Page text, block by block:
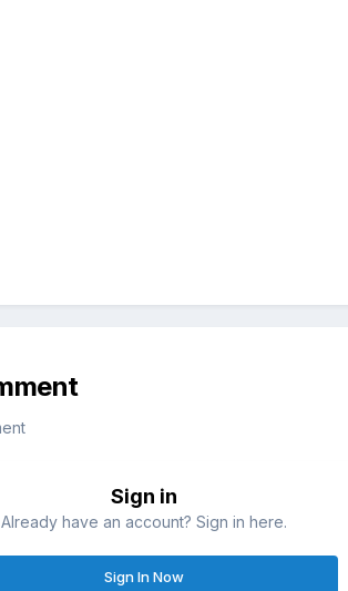
Sign in
Already have an account? Sign in here.
Sign In Now